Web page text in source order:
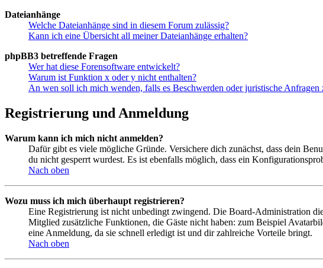
Dateianhänge
Welche Dateianhänge sind in diesem Forum zulässig?
Kann ich eine Übersicht all meiner Dateianhänge erhalten?
phpBB3 betreffende Fragen
Wer hat diese Forensoftware entwickelt?
Warum ist Funktion x oder y nicht enthalten?
An wen soll ich mich wenden, falls es Beschwerden oder juristische Anfragen
Registrierung und Anmeldung
Warum kann ich mich nicht anmelden?
Dafür gibt es viele mögliche Gründe. Versichere dich zunächst, dass dein
du nicht gesperrt wurdest. Es ist ebenfalls möglich, dass ein
Nach oben
Wozu muss ich mich überhaupt registrieren?
Eine Registrierung ist nicht unbedingt zwingend. Die Board-Administration
Mitglied zusätzliche Funktionen, die Gäste nicht haben: zum Beispiel
eine Anmeldung, da sie schnell erledigt ist und dir zahlreiche Vorteile bringt.
Nach oben